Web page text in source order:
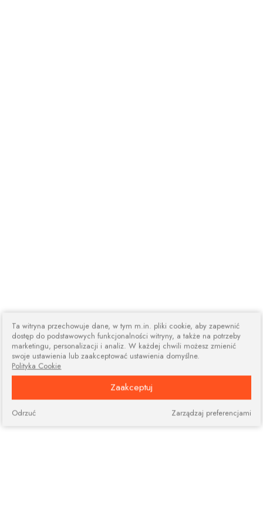
Ta witryna przechowuje dane, w tym m.in. pliki cookie, aby zapewnić
dostęp do podstawowych funkcjonalności witryny, a także na potrzeby
marketingu, personalizacji i analiz. W każdej chwili możesz zmienić
swoje ustawienia lub zaakceptować ustawienia domyślne.
Polityka Cookie
Zaakceptuj
Zarządzaj preferencjami
Odrzuć